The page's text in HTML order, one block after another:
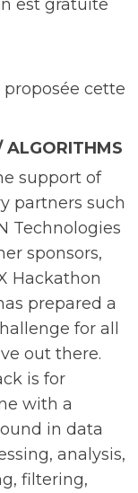
est gratuite
cette
ALGORITHMS
support of
partners such
Technologies
sponsors,
Hackathon
prepared a
for all
out there.
is for
with a
in data
analysis,
filtering,